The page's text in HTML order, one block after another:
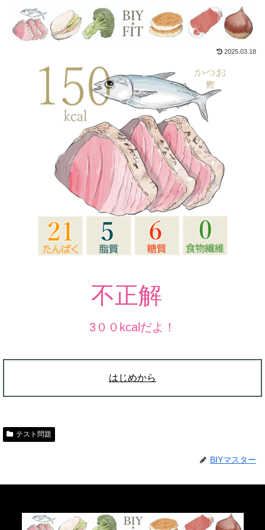
2025.03.18
不正解
3００kcalだよ！
はじめから
テスト問題
BIYマスター